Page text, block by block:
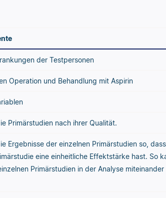
der Testpersonen
Operation und Behandlung mit Aspirin
Primärstudien nach ihrer Qualität.
Ergebnisse der einzelnen Primärstudien so,
eine einheitliche Effektstärke hast. So
Primärstudien in der Analyse miteinander